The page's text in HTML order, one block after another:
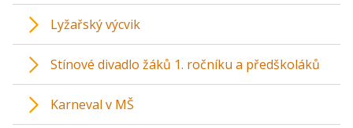
Lyžařský výcvik
Stínové divadlo žáků 1. ročníku a předškoláků
Karneval v MŠ